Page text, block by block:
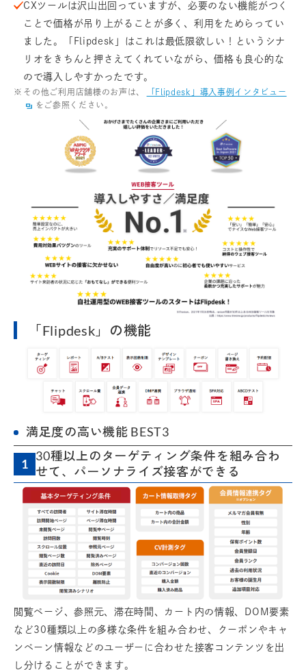
CXツールは沢山出回っていますが、必要のない機能がつく
ことで価格が吊り上がることが多く、利用をためらってい
ました。「Flipdesk」はこれは最低限欲しい！というシナ
リオをきちんと押さえてくれていながら、価格も良心的な
ので導入しやすかったです。
その他ご利用店舗様のお声は、
「Flipdesk」導入事例インタビュー
をご参照ください。
「Flipdesk」の機能
満足度の高い機能 BEST3
1
30種以上のターゲティング条件を組み合わ
せて、パーソナライズ接客ができる
閲覧ページ、参照元、滞在時間、カート内の情報、DOM要素
など30種類以上の多様な条件を組み合わせ、クーポンやキャ
ンペーン情報などのユーザーに合わせた接客コンテンツを出
し分けることができます。